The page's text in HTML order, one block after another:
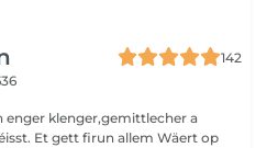
142
enger klenger,gemittlecher a
Et gett firun allem Wäert op